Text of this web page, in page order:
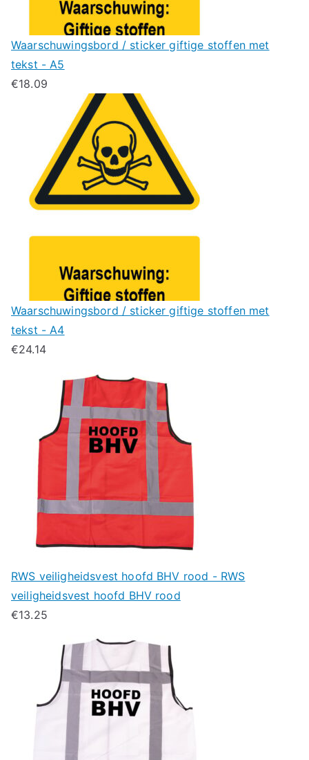
Waarschuwingsbord / sticker giftige stoffen met
tekst - A5
€18.09
Waarschuwingsbord / sticker giftige stoffen met
tekst - A4
€24.14
RWS veiligheidsvest hoofd BHV rood - RWS
veiligheidsvest hoofd BHV rood
€13.25